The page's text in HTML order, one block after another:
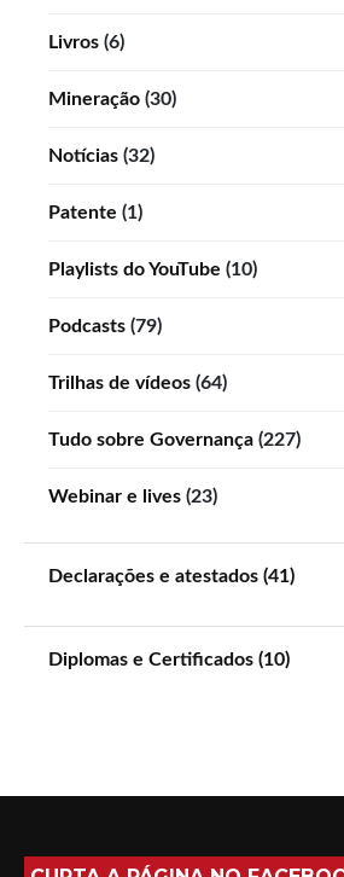
Livros (6)
Mineração (30)
Notícias (32)
Patente (1)
Playlists do YouTube (10)
Podcasts (79)
Trilhas de vídeos (64)
Tudo sobre Governança (227)
Webinar e lives (23)
Declarações e atestados (41)
Diplomas e Certificados (10)